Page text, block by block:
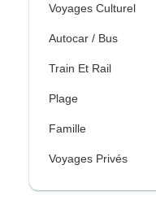
Voyages Culturel
Autocar / Bus
Train Et Rail
Plage
Famille
Voyages Privés